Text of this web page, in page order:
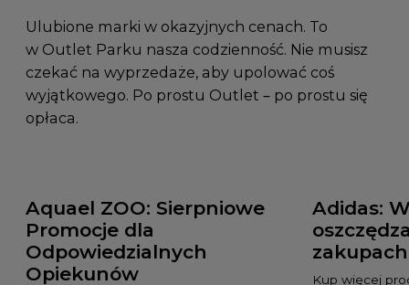
Ulubione marki w okazyjnych cenach. To
w Outlet Parku nasza codzienność. Nie musisz
czekać na wyprzedaże, aby upolować coś
wyjątkowego. Po prostu Outlet – po prostu się
opłaca.
Aquael ZOO: Sierpniowe
Promocje dla
Odpowiedzialnych
Opiekunów
Adidas:
Kup więcej